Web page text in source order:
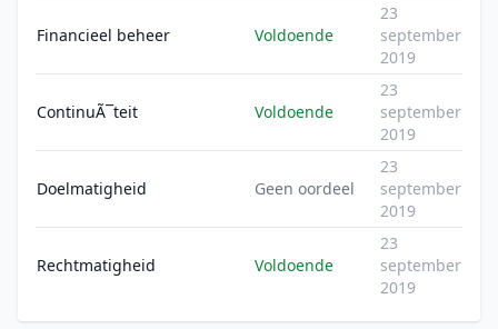
Financieel beheer Voldoende
23
september
2019
ContinuÃ¯teit Voldoende
23
september
2019
Doelmatigheid Geen oordeel
23
september
2019
Rechtmatigheid Voldoende
23
september
2019